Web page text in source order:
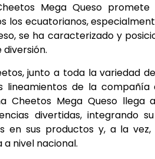
Mega Queso
los ecuatorianos,
se ha caracterizado y
junto a toda la variedad
lineamientos de la
Cheetos Mega Queso
divertidas,
en sus productos y, a la
nivel nacional.